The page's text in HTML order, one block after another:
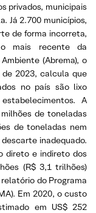
privados, municipais
Já 2.700 municípios,
de forma incorreta,
mais recente da
(Abrema), o
de 2023, calcula que
no país são lixo
A
de toneladas
de toneladas nem
inadequado.
direto e indireto dos
(R$ 3,1 trilhões)
do Programa
Em 2020, o custo
em US$ 252